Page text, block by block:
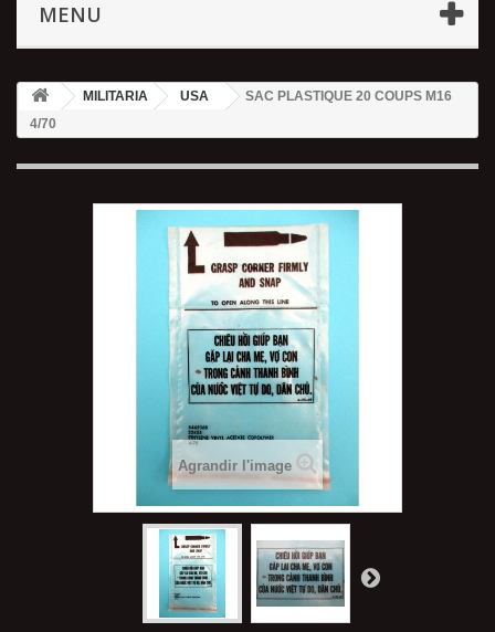
MENU
MILITARIA USA
SAC PLASTIQUE 20 COUPS M16
4/70
Agrandir l'image